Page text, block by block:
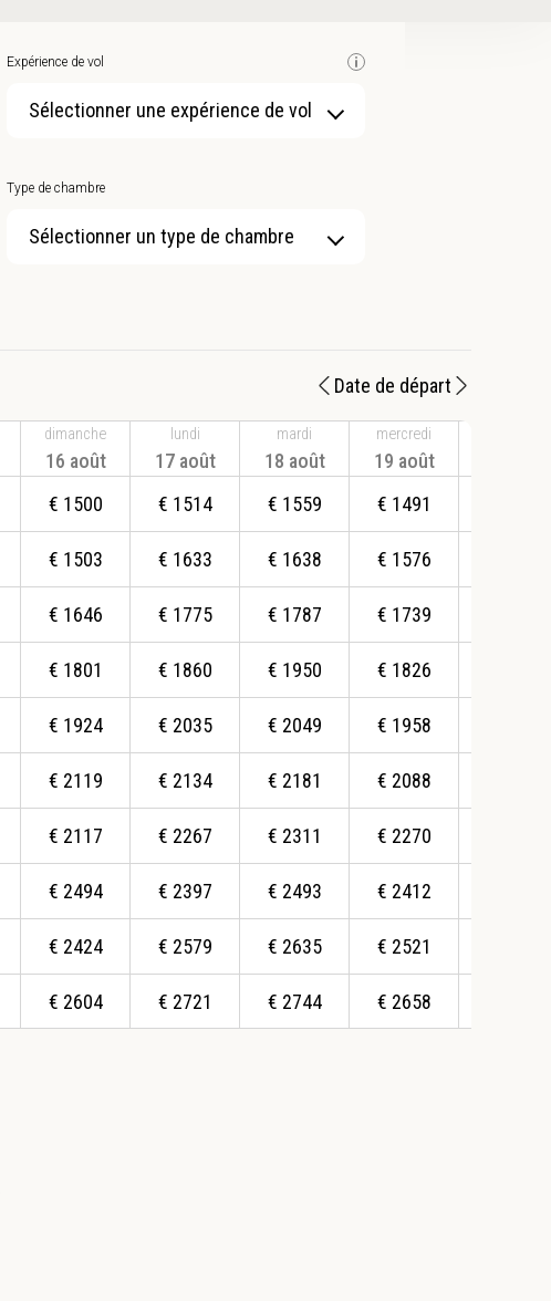
Expérience de vol
Sélectionner une expérience de vol
Type de chambre
Sélectionner un type de chambre
Date de départ
dimanche
16 août
€ 1500
€ 1503
€ 1646
€ 1801
€ 1924
€ 2119
€ 2117
€ 2494
€ 2424
€ 2604
lundi
17 août
€ 1514
€ 1633
€ 1775
€ 1860
€ 2035
€ 2134
€ 2267
€ 2397
€ 2579
€ 2721
mardi
18 août
€ 1559
€ 1638
€ 1787
€ 1950
€ 2049
€ 2181
€ 2311
€ 2493
€ 2635
€ 2744
mercredi
19 août
€ 1491
€ 1576
€ 1739
€ 1826
€ 1958
€ 2088
€ 2270
€ 2412
€ 2521
€ 2658